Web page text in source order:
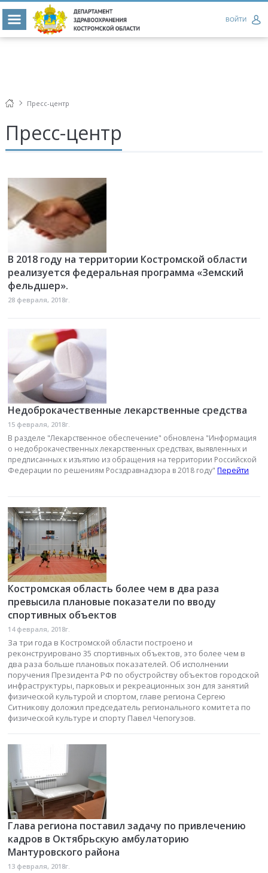
ВОЙТИ
Пресс-центр
Пресс-центр
В 2018 году на территории Костромской области
реализуется федеральная программа «Земский
фельдшер».
28 февраля, 2018г.
Недоброкачественные лекарственные средства
15 февраля, 2018г.
В разделе "Лекарственное обеспечение" обновлена "Информация
о недоброкачественных лекарственных средствах, выявленных и
предписанных к изъятию из обращения на территории Российской
Федерации по решениям Росздравнадзора в 2018 году"Перейти
Костромская область более чем в два раза
превысила плановые показатели по вводу
спортивных объектов
14 февраля, 2018г.
За три года в Костромской области построено и
реконструировано 35 спортивных объектов, это более чем в
два раза больше плановых показателей. Об исполнении
поручения Президента РФ по обустройству объектов городской
инфраструктуры, парковых и рекреационных зон для занятий
физической культурой и спортом, главе региона Сергею
Ситникову доложил председатель регионального комитета по
физической культуре и спорту Павел Чепогузов.
Глава региона поставил задачу по привлечению
кадров в Октябрьскую амбулаторию
Мантуровского района
13 февраля, 2018г.